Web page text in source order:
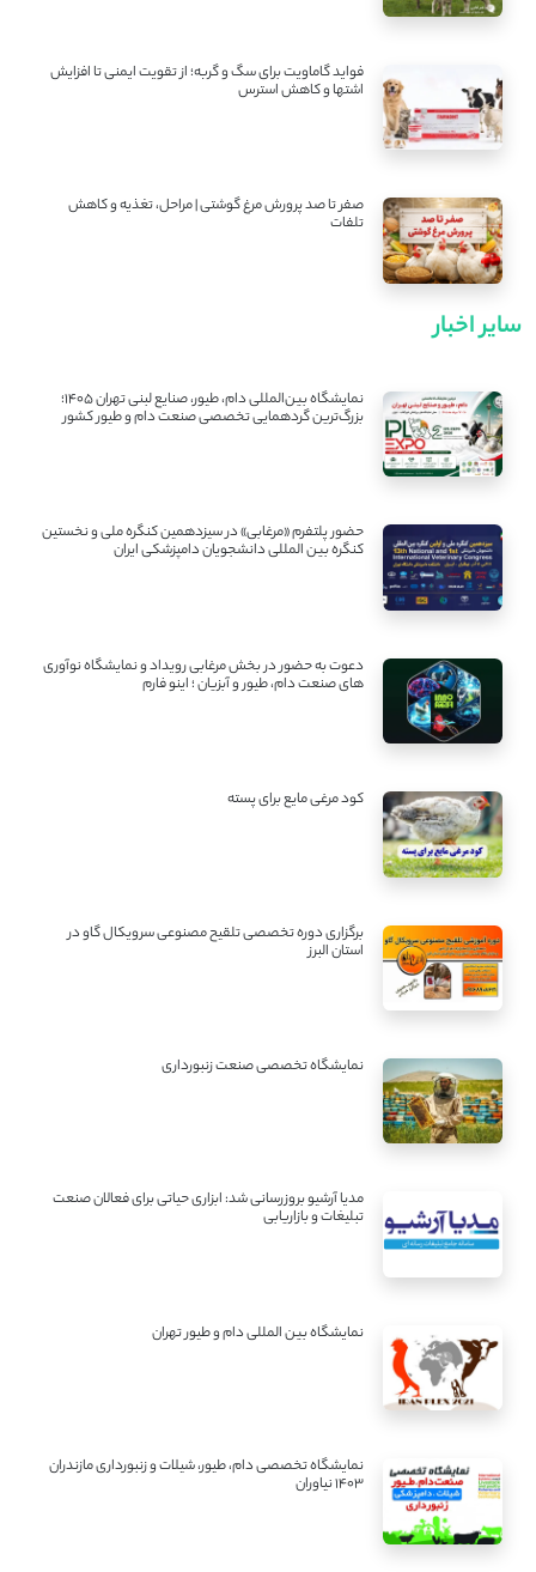
فواید گاماویت برای سگ و گربه؛ از تقویت ایمنی تا افزایش
اشتها و کاهش استرس
صفر تا صد پرورش مرغ گوشتی | مراحل، تغذیه و کاهش
تلفات
سایر اخبار
نمایشگاه بین‌المللی دام، طیور، صنایع لبنی تهران ۱۴۰۵؛
بزرگ‌ترین گردهمایی تخصصی صنعت دام و طیور کشور
حضور پلتفرم «مرغابی» در سیزدهمین کنگره ملی و نخستین
کنگره بین ‌المللی دانشجویان دامپزشکی ایران
دعوت به حضور در بخش مرغابی رویداد و نمایشگاه نوآوری
های صنعت دام، طیور و آبزیان ؛ اینو فارم
کود مرغی مایع برای پسته
برگزاری دوره تخصصی تلقیح مصنوعی سرویکال گاو در
استان البرز
نمایشگاه تخصصی صنعت زنبورداری
مدیا آرشیو بروزرسانی شد: ابزاری حیاتی برای فعالان صنعت
تبلیغات و بازاریابی
نمایشگاه بین المللی دام و طیور تهران
نمایشگاه تخصصی دام، طیور، شیلات و زنبورداری مازندران
1403 نیاوران